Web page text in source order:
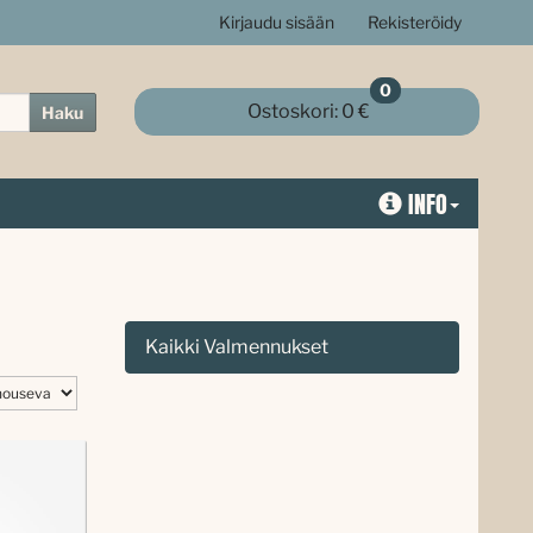
Kirjaudu sisään Rekisteröidy
Haku Ostoskori:0 €
0
INFO
Kaikki Valmennukset